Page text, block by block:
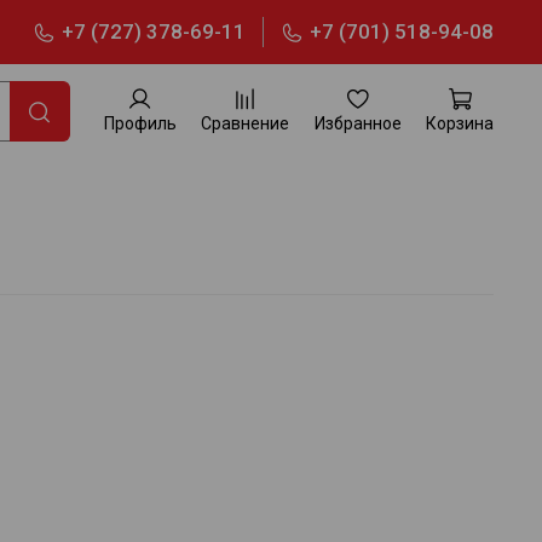
+7 (727) 378-69-11 +7 (701) 518-94-08
Профиль Сравнение Избранное Корзина